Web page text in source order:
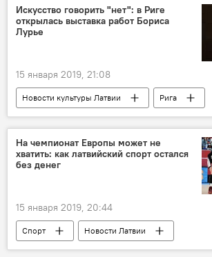
Минюст Латвии
"мешки ЧК"
Искусство говорить "нет": в Риге
открылась выставка работ Бориса
Лурье
15 января 2019, 21:08
Новости культуры Латвии
Рига
Рижская биржа
На чемпионат Европы может не
хватить: как латвийский спорт остался
без денег
15 января 2019, 20:44
Спорт
Новости Латвии
Бюджет Латвии
финансирование